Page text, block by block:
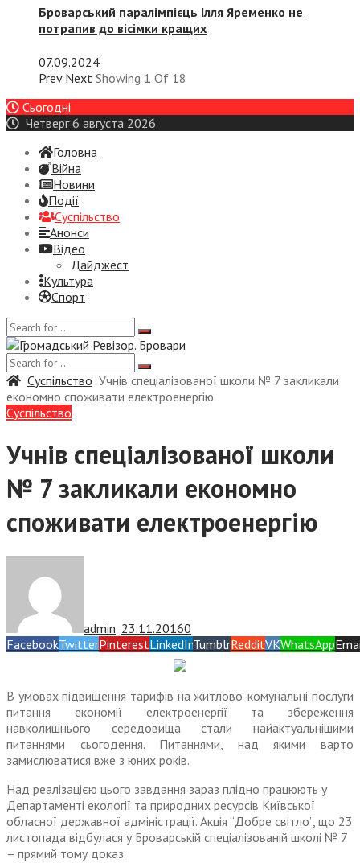
Броварський паралімпієць Ілля Яременко не
потрапив до вісімки кращих
07.09.2024
Prev Next Showing 1 Of 18
Сьогодні
Четверг 6 августа 2026
Головна
Війна
Новини
Події
Суспiльство
Анонси
Відео
Дайджест
Культура
Спорт
Суспiльство Учнів спеціалізованої школи № 7 закликали
економно споживати електроенергію
Суспiльство
Учнів спеціалізованої школи
№ 7 закликали економно
споживати електроенергію
admin — 23.11.20160
FacebookTwitterPinterestLinkedInTumblrRedditVKWhatsApp
В умовах підвищення тарифів на житлово-комунальні послуги
питання економії електроенергії та збереження
навколишнього середовища стали найактуальнішими
питаннями сьогодення. Питаннями, над якими варто
замислюватися вже з юних років.
Над реалізацією цього завдання зараз плідно працюють у
Департаменті екології та природних ресурсів Київської
обласної державної адміністрації. Акція “Добре світло”, що 23
листопада відбулася у Броварській спеціалізованій школі № 7
– прямий тому доказ.